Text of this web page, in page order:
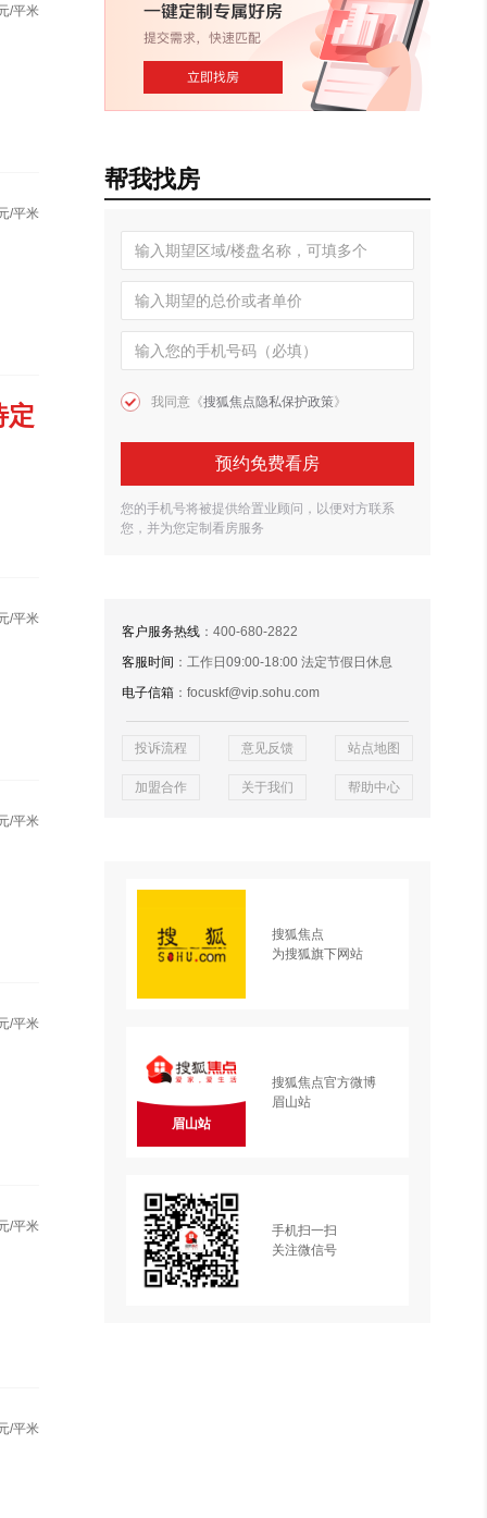
/平米
/平米
定
/平米
/平米
/平米
/平米
/平米
帮我找房
我同意《搜狐焦点隐私保护政策》
预约免费看房
您的手机号将被提供给置业顾问，以便对方联系
您，并为您定制看房服务
客户服务热线 ：400-680-2822
客服时间 ：工作日09:00-18:00 法定节假日休息
电子信箱 ：focuskf@vip.sohu.com
投诉流程 意见反馈 站点地图
加盟合作 关于我们 帮助中心
搜狐焦点
为搜狐旗下网站
眉山站
搜狐焦点官方微博
眉山站
手机扫一扫
关注微信号